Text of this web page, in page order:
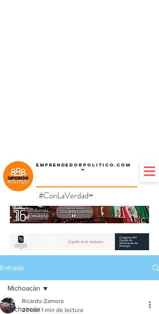
Emprendedorpolitico.com
™
#ConLaVerdad℠
Entrada
Michoacán
Michoacán
Ricardo-Zamora
27 mar 1 min de lectura